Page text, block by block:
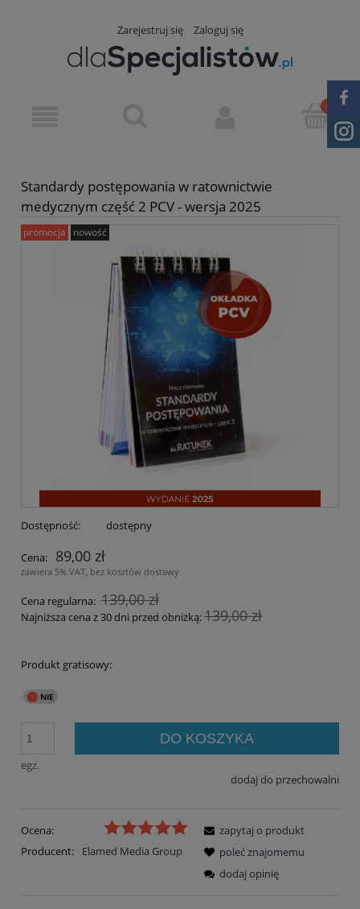
Zarejestruj się Zaloguj się
Standardy postępowania w ratownictwie
medycznym część 2 PCV - wersja 2025
promocja nowość
Dostępność: dostępny
Cena: 89,00 zł
zawiera 5% VAT, bez kosztów dostawy
Cena regularna: 139,00 zł
Najniższa cena z 30 dni przed obniżką:139,00 zł
Produkt gratisowy:
egz.
DO KOSZYKA
dodaj do przechowalni
Ocena:
Producent:
Elamed Media Group
zapytaj o produkt
poleć znajomemu
dodaj opinię